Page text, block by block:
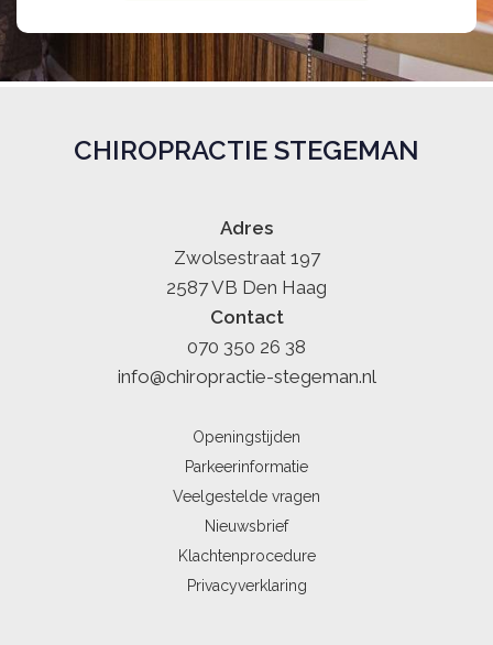
CHIROPRACTIE STEGEMAN
Adres
Zwolsestraat 197
2587 VB Den Haag
Contact
070 350 26 38
info@chiropractie-stegeman.nl
Openingstijden
Parkeerinformatie
Veelgestelde vragen
Nieuwsbrief
Klachtenprocedure
Privacyverklaring